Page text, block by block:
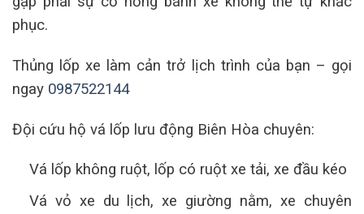
phục.
Thủng lốp xe làm cản trở lịch trình của bạn – gọi
ngay 0987522144
Đội cứu hộ vá lốp lưu động Biên Hòa chuyên:
Vá lốp không ruột, lốp có ruột xe tải, xe đầu kéo
Vá vỏ xe du lịch, xe giường nằm, xe chuyên